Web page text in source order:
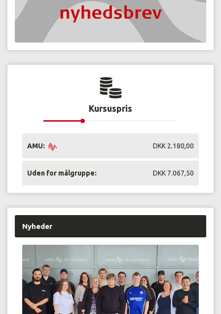
Kursuspris
AMU: DKK 2.180,00
Uden for målgruppe: DKK 7.067,50
Nyheder